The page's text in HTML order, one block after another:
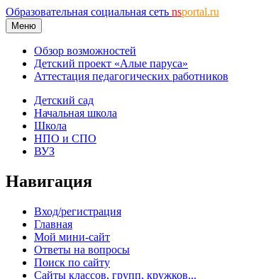
Образовательная социальная сеть nsportal.ru
Меню
Обзор возможностей
Детский проект «Алые паруса»
Аттестация педагогических работников
Детский сад
Начальная школа
Школа
НПО и СПО
ВУЗ
Навигация
Вход/регистрация
Главная
Мой мини-сайт
Ответы на вопросы
Поиск по сайту
Сайты классов, групп, кружков...